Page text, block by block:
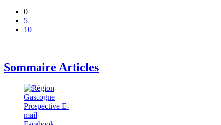
0
5
10
Sommaire Articles